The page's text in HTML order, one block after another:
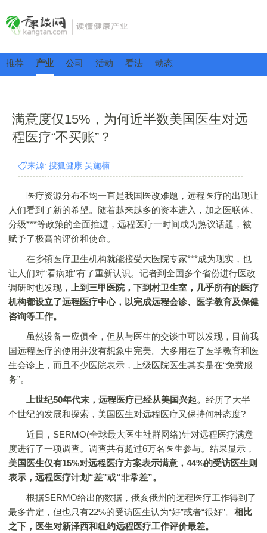
推荐 产业 公司 活动 看法 动态
满意度仅15%，为何近半数美国医生对远
程医疗“不买账”？
来源: 搜狐健康 吴施楠
医疗资源分布不均一直是我国医改难题，远程医疗的出现让
人们看到了新的希望。随着越来越多的资本进入，加之医联体、
分级***等政策的全面推进，远程医疗一时间成为热议话题，被
赋予了极高的评价和使命。
在乡镇医疗卫生机构就能接受大医院专家***成为现实，也
让人们对“看病难”有了重新认识。记者到全国多个省份进行医改
调研时也发现，
上到三甲医院，下到村卫生室，几乎所有的医疗
机构都设立了远程医疗中心，以完成远程会诊、医学教育及保健
咨询等工作。
虽然设备一应俱全，但从与医生的交谈中可以发现，目前我
国远程医疗的使用并没有想象中完美。大多用在了医学教育和医
生会诊上，而且不少医院表示，上级医院医生其实是在“免费服
务”。
上世纪50年代末，远程医疗已经从美国兴起。 经历了大半
个世纪的发展和探索，美国医生对远程医疗又保持何种态度?
近日，SERMO(全球最大医生社群网络)针对远程医疗满意
度进行了一项调查。调查共有超过6万名医生参与。结果显示，
美国医生仅有15%对远程医疗方案表示满意，44%的受访医生则
表示，远程医疗计划“差”或“非常差”。
根据SERMO给出的数据，俄亥俄州的远程医疗工作得到了
最多肯定，但也只有22%的受访医生认为“好”或者“很好”。 相比
之下，医生对新泽西和纽约远程医疗工作评价最差。